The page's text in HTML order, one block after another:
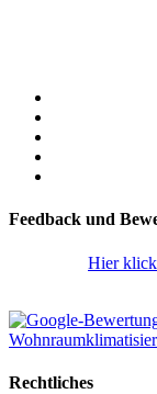
Feedback und
Hier
Rechtliches